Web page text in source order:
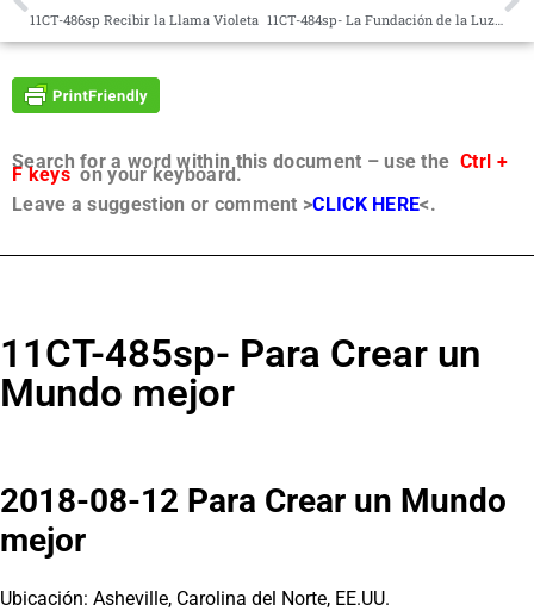
11CT-486sp Recibir la Llama Violeta 11CT-484sp- La Fundación de la Luz y la Vida
Search for a word within this document – use the Ctrl +
F keyson your keyboard.
Leave a suggestion or comment >CLICK HERE<.
11CT-485sp- Para Crear un
Mundo mejor
2018-08-12 Para Crear un Mundo
mejor
Ubicación: Asheville, Carolina del Norte, EE.UU.